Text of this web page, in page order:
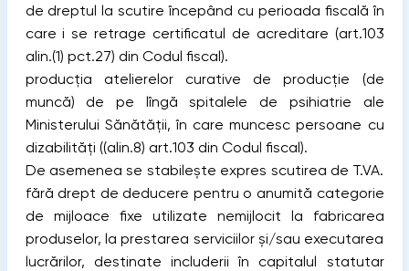
de dreptul la scutire începând cu perioada fiscală în
care i se retrage certificatul de acreditare (art.103
alin.(1) pct.27) din Codul fiscal).
producţia atelierelor curative de producţie (de
muncă) de pe lîngă spitalele de psihiatrie ale
Ministerului Sănătăţii, în care muncesc persoane cu
dizabilităţi ((alin.8) art.103 din Codul fiscal).
De asemenea se stabilește expres scutirea de T.VA.
fără drept de deducere pentru o anumită categorie
de mijloace fixe utilizate nemijlocit la fabricarea
produselor, la prestarea serviciilor şi/sau executarea
lucrărilor, destinate includerii în capitalul statutar